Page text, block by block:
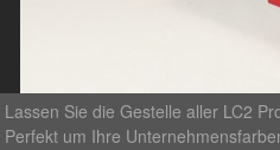
Lassen Sie die Gestelle aller LC2
Perfekt um Ihre